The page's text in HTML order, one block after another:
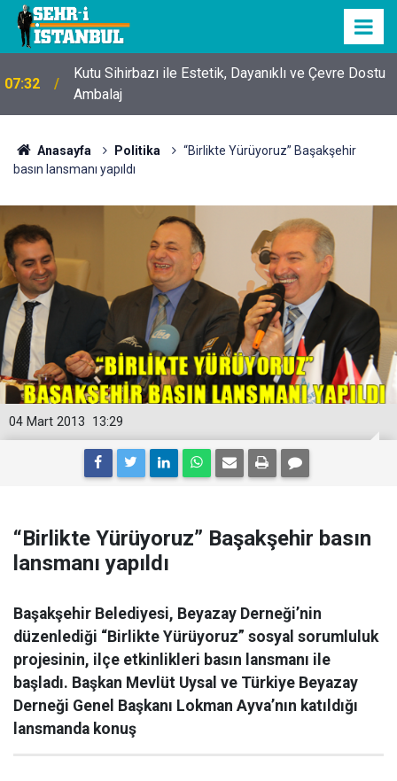
07:32
Kutu Sihirbazı ile Estetik, Dayanıklı ve Çevre Dostu
Ambalaj
Anasayfa Politika
“Birlikte Yürüyoruz” Başakşehir
basın lansmanı yapıldı
13:29
04 Mart 2013
“Birlikte Yürüyoruz” Başakşehir basın
lansmanı yapıldı
Başakşehir Belediyesi, Beyazay Derneği’nin
düzenlediği “Birlikte Yürüyoruz” sosyal sorumluluk
projesinin, ilçe etkinlikleri basın lansmanı ile
başladı. Başkan Mevlüt Uysal ve Türkiye Beyazay
Derneği Genel Başkanı Lokman Ayva’nın katıldığı
lansmanda konuş